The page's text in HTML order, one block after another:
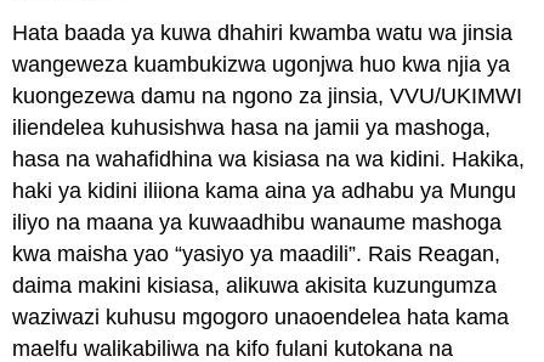
Hata baada ya kuwa dhahiri kwamba watu wa jinsia
wangeweza kuambukizwa ugonjwa huo kwa njia ya
kuongezewa damu na ngono za jinsia, VVU/UKIMWI
iliendelea kuhusishwa hasa na jamii ya mashoga,
hasa na wahafidhina wa kisiasa na wa kidini. Hakika,
haki ya kidini iliiona kama aina ya adhabu ya Mungu
iliyo na maana ya kuwaadhibu wanaume mashoga
kwa maisha yao “yasiyo ya maadili”. Rais Reagan,
daima makini kisiasa, alikuwa akisita kuzungumza
waziwazi kuhusu mgogoro unaoendelea hata kama
maelfu walikabiliwa na kifo fulani kutokana na